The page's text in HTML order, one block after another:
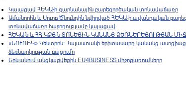
Կայացավ ՀԵԿԱ-ի գարնանային բարեգործական տոնավաճառը
Ամանորին և Սուրբ Ծնունդին նվիրված ՀԵԿԱ-ի ավանդական
տոնավաճառը հաջողությամբ կայացավ
ՀԵԿԱ-ն և ՀՀ ԿՁՑ-ն ՏՈՆԵՑԻՆ ԿԱՆԱՆՑ ՁԵՌՆԵՐԵՑՈՒԹՅԱՆ
«ՆՈՒՌԻԿ» Կենտրոն: Հայաստանի երիտասարդ կանանց
ձեռնարկության բացումը
Երևանում անցկացվեցին EU4BUSINESS միջոցառումները